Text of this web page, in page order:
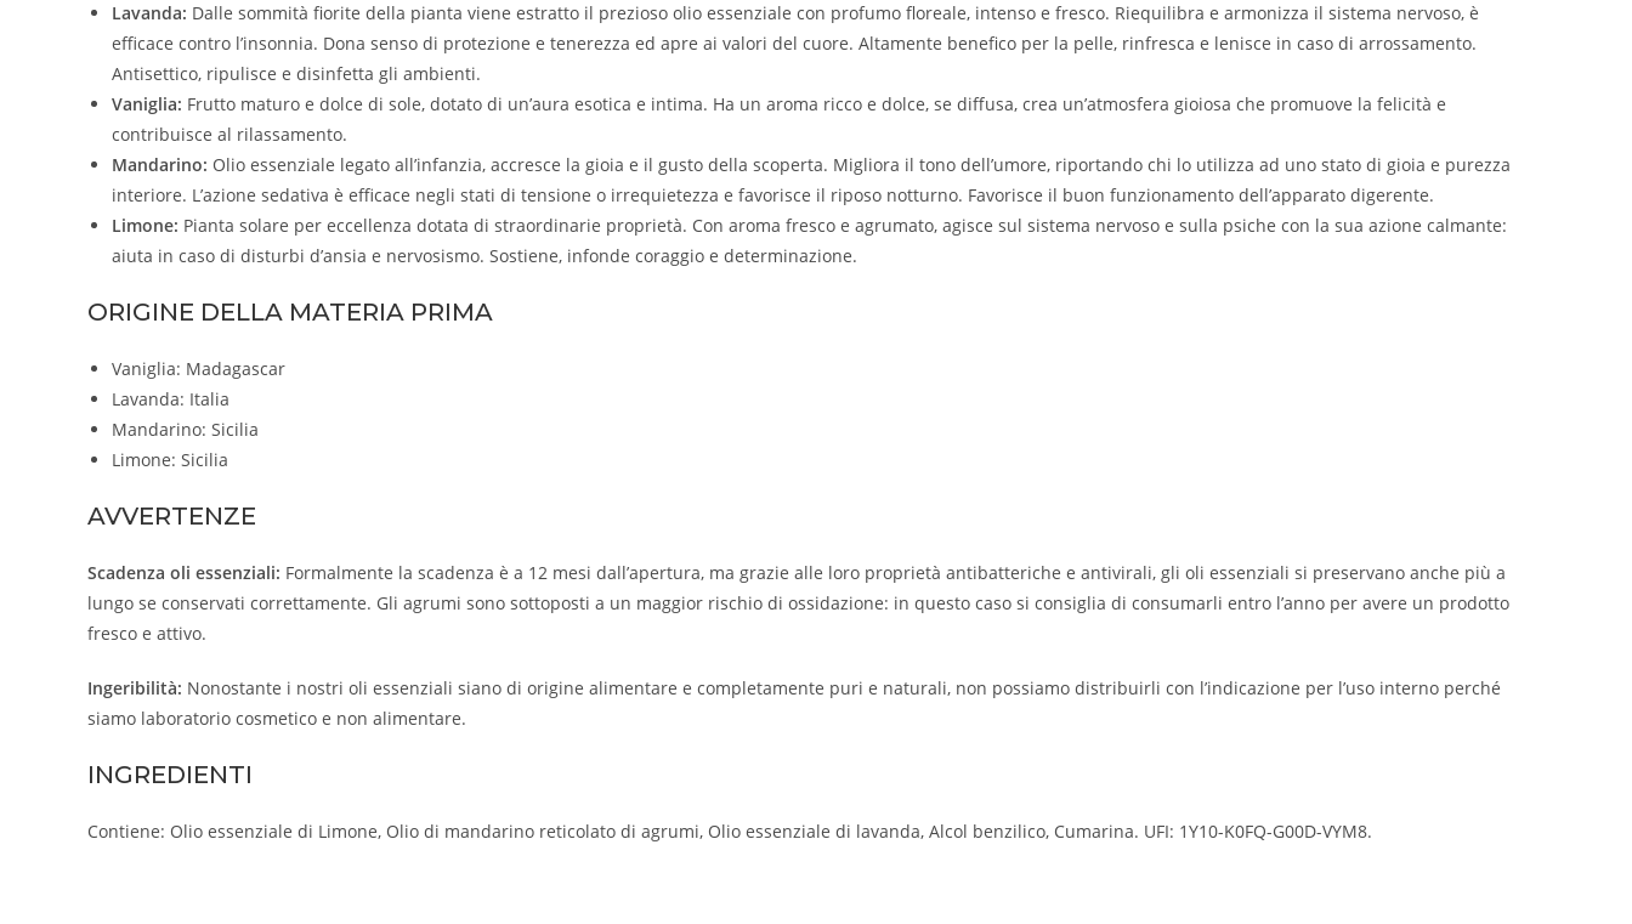
Lavanda: Dalle sommità fiorite della pianta viene estratto il prezioso olio essenziale con profumo floreale, intenso e fresco. Riequilibra e armonizza il sistema nervoso, è
efficace contro l’insonnia. Dona senso di protezione e tenerezza ed apre ai valori del cuore. Altamente benefico per la pelle, rinfresca e lenisce in caso di arrossamento.
Antisettico, ripulisce e disinfetta gli ambienti.
Vaniglia: Frutto maturo e dolce di sole, dotato di un’aura esotica e intima. Ha un aroma ricco e dolce, se diffusa, crea un’atmosfera gioiosa che promuove la felicità e
contribuisce al rilassamento.
Mandarino: Olio essenziale legato all’infanzia, accresce la gioia e il gusto della scoperta. Migliora il tono dell’umore, riportando chi lo utilizza ad uno stato di gioia e purezza
interiore. L’azione sedativa è efficace negli stati di tensione o irrequietezza e favorisce il riposo notturno. Favorisce il buon funzionamento dell’apparato digerente.
Limone: Pianta solare per eccellenza dotata di straordinarie proprietà. Con aroma fresco e agrumato, agisce sul sistema nervoso e sulla psiche con la sua azione calmante:
aiuta in caso di disturbi d’ansia e nervosismo. Sostiene, infonde coraggio e determinazione.
ORIGINE DELLA MATERIA PRIMA
Vaniglia: Madagascar
Lavanda: Italia
Mandarino: Sicilia
Limone: Sicilia
AVVERTENZE
Scadenza oli essenziali: Formalmente la scadenza è a 12 mesi dall’apertura, ma grazie alle loro proprietà antibatteriche e antivirali, gli oli essenziali si preservano anche più a
lungo se conservati correttamente. Gli agrumi sono sottoposti a un maggior rischio di ossidazione: in questo caso si consiglia di consumarli entro l’anno per avere un prodotto
fresco e attivo.
Ingeribilità: Nonostante i nostri oli essenziali siano di origine alimentare e completamente puri e naturali, non possiamo distribuirli con l’indicazione per l’uso interno perché
siamo laboratorio cosmetico e non alimentare.
INGREDIENTI
Contiene: Olio essenziale di Limone, Olio di mandarino reticolato di agrumi, Olio essenziale di lavanda, Alcol benzilico, Cumarina. UFI: 1Y10-K0FQ-G00D-VYM8.